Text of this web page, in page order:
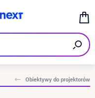
Obiektywy do projektorów